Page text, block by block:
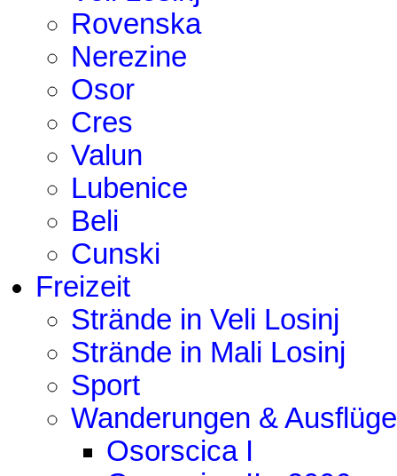
Rovenska
Nerezine
Osor
Cres
Valun
Lubenice
Beli
Cunski
Freizeit
Strände in Veli Losinj
Strände in Mali Losinj
Sport
Wanderungen & Ausflüge
Osorscica I